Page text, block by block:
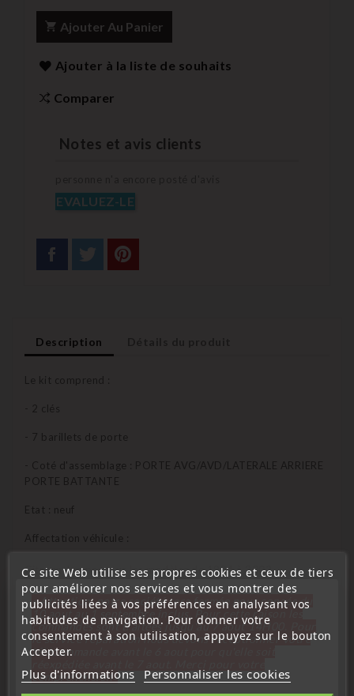
Ajouter Au Panier
Ajouter à la liste de souhaits
Comparer
Notes et avis clients
EVALUEZ-LE
Description
Le kit comprend :
- 2 clés
- 7 barillets de porte
- Coté d'assemblage : PORTE AVG/AVD/LATERALE ARRIERE
PORTE BATTANTE
Etat : neuf
Affectation véhicule :
Citroen Jumper tous les modèles de 1994 à 2002
Peugeot Boxer tous les modèles de 1994 à 2002
Fiat Ducato tous les modèles de 1994 à 2002
Ce site Web utilise ses propres cookies et ceux de tiers
pour améliorer nos services et vous montrer des
publicités liées à vos préférences en analysant vos
habitudes de navigation. Pour donner votre
consentement à son utilisation, appuyez sur le bouton
Accepter.
Plus d'informations Personnaliser les cookies
« Attention, notre société sera fermée pour congés du
10 aout au 1 septembre inclus. Pour cette raison les
commandes sont traitées jusqu'au 7 aout 14H00. Pour
le service réparation nous devons réceptionner votre
télécommande avant le 6 aout pour qu'elle soit
compréhension»